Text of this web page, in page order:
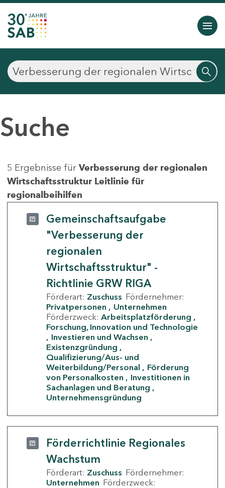
Suche
5 Ergebnisse für Verbesserung der regionalen
Wirtschaftsstruktur Leitlinie für
regionalbeihilfen
Gemeinschaftsaufgabe
"Verbesserung der
regionalen
Wirtschaftsstruktur" -
Richtlinie GRW RIGA
Förderart: Zuschuss Fördernehmer:
Privatpersonen
Unternehmen
Förderzweck: Arbeitsplatzförderung
Forschung, Innovation und Technologie
Investieren und Wachsen
Existenzgründung
Qualifizierung/Aus- und
Weiterbildung/Personal
Förderung
von Personalkosten
Investitionen in
Sachanlagen und Beratung
Unternehmensgründung
Förderrichtlinie Regionales
Wachstum
Förderart: Zuschuss Fördernehmer:
Unternehmen Förderzweck: